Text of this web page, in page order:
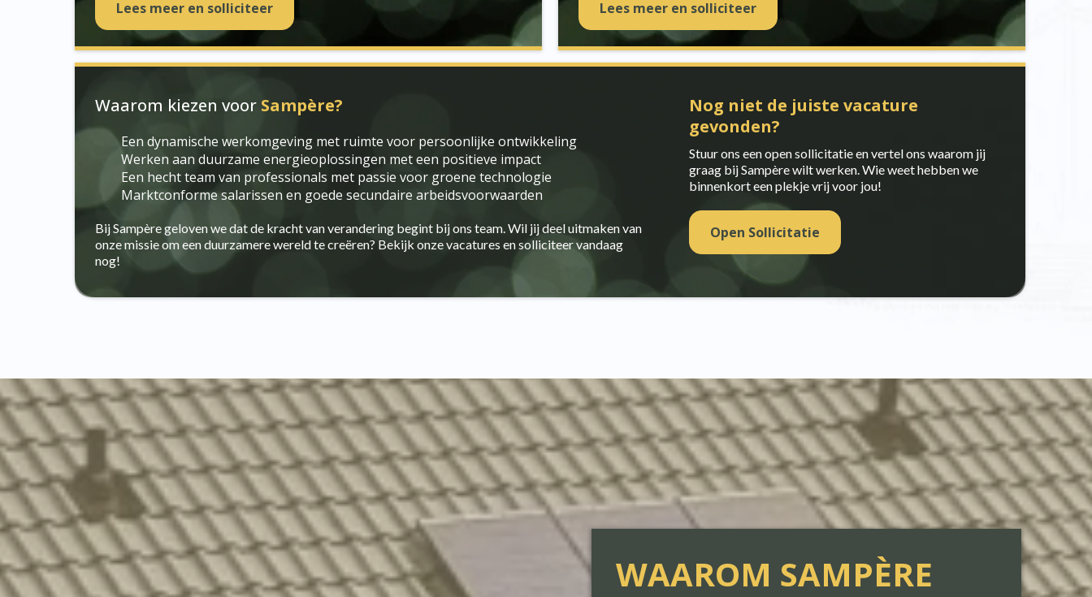
Lees meer en solliciteer Lees meer en solliciteer
Waarom kiezen voor Sampère?
Een dynamische werkomgeving met ruimte voor persoonlijke ontwikkeling
Werken aan duurzame energieoplossingen met een positieve impact
Een hecht team van professionals met passie voor groene technologie
Marktconforme salarissen en goede secundaire arbeidsvoorwaarden
Bij Sampère geloven we dat de kracht van verandering begint bij ons team. Wil jij deel uitmaken van
onze missie om een duurzamere wereld te creëren? Bekijk onze vacatures en solliciteer vandaag
nog!
Nog niet de juiste vacature
gevonden?
Stuur ons een open sollicitatie en vertel ons waarom jij
graag bij Sampère wilt werken. Wie weet hebben we
binnenkort een plekje vrij voor jou!
Open Sollicitatie
WAAROM SAMPÈRE